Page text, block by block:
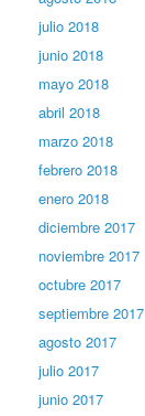
julio 2018
junio 2018
mayo 2018
abril 2018
marzo 2018
febrero 2018
enero 2018
diciembre 2017
noviembre 2017
octubre 2017
septiembre 2017
agosto 2017
julio 2017
junio 2017